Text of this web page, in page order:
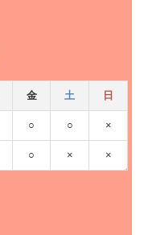
金 土 日
○ ○ ×
○ × ×